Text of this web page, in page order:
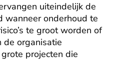
uiteindelijk de
wanneer onderhoud te
te groot worden of
de organisatie
projecten die